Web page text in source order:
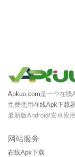
Apkuo.com是一个在线
免费使用在线Apk下载
最新版Android/安卓应
网站服务
在线Apk下载